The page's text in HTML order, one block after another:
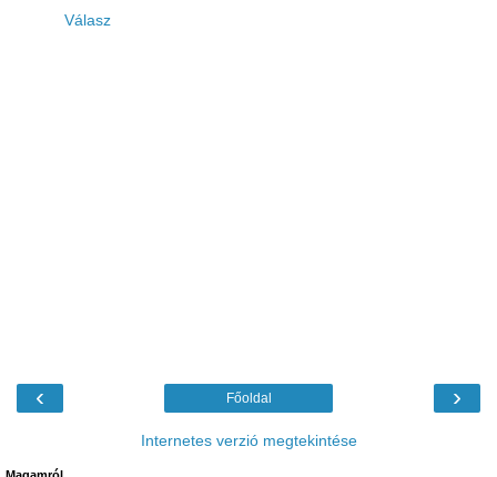
Válasz
‹ ›
Főoldal
Internetes verzió megtekintése